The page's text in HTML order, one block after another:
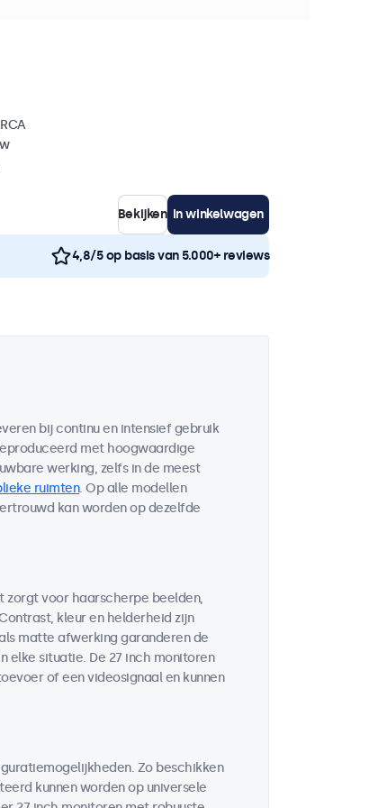
Bekijken In winkelwagen
4,8/5 op basis van 5.000+ reviews
bij continu en intensief gebruik
met hoogwaardige
werking, zelfs in de meest
ruimten. Op alle modellen
kan worden op dezelfde
zorgt voor haarscherpe beelden,
kleur en helderheid zijn
matte afwerking garanderen de
elke situatie. De 27 inch monitoren
of een videosignaal en kunnen
Zo beschikken
kunnen worden op universele